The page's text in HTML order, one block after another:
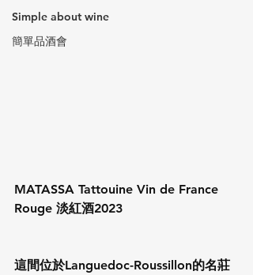
Simple about wine
簡單品酒會
MATASSA Tattouine Vin de France
Rouge 淡紅酒2023
這間位於Languedoc-Roussillon的名莊